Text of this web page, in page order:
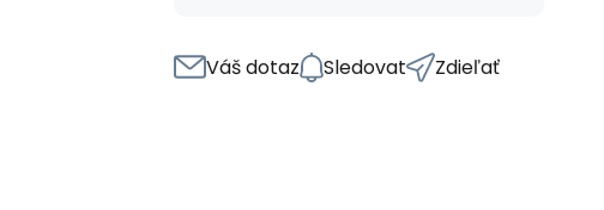
Váš dotaz Sledovat Zdieľať